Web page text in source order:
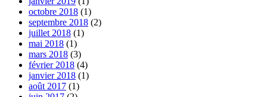
octobre 2018 (1)
septembre 2018 (2)
juillet 2018 (1)
mai 2018 (1)
mars 2018 (3)
février 2018 (4)
janvier 2018 (1)
août 2017 (1)